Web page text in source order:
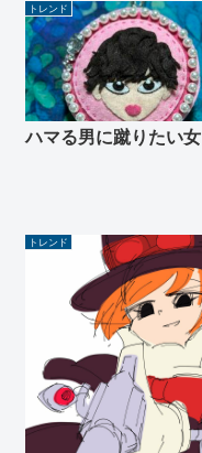
トレンド
ハマる男に蹴りたい女
トレンド